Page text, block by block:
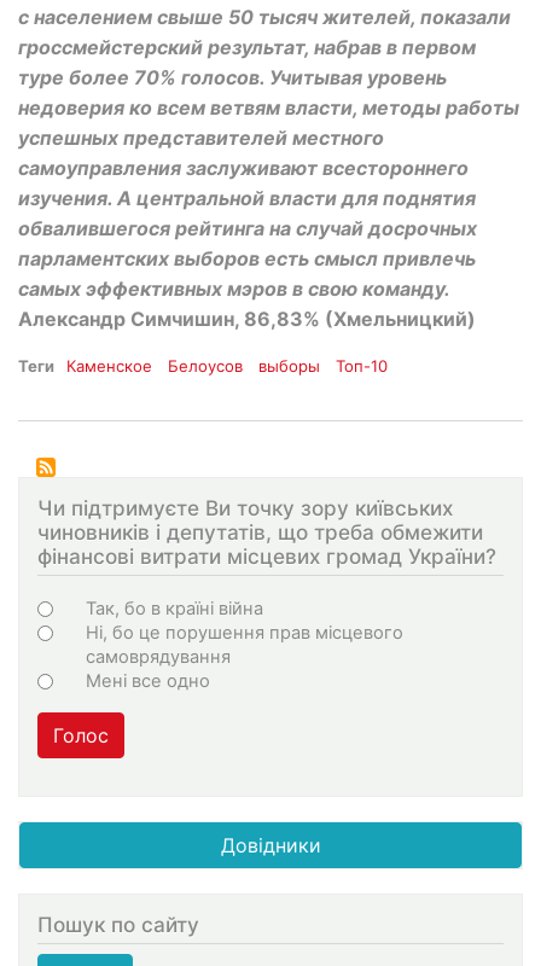
с населением свыше 50 тысяч жителей, показали
гроссмейстерский результат, набрав в первом
туре более 70% голосов. Учитывая уровень
недоверия ко всем ветвям власти, методы работы
успешных представителей местного
самоуправления заслуживают всестороннего
изучения. А центральной власти для поднятия
обвалившегося рейтинга на случай досрочных
парламентских выборов есть смысл привлечь
самых эффективных мэров в свою команду.
Александр Симчишин, 86,83% (Хмельницкий)
Теги Каменское Белоусов выборы Топ-10
Чи підтримуєте Ви точку зору київських
чиновників і депутатів, що треба обмежити
фінансові витрати місцевих громад України?
Choices
Так, бо в країні війна
Ні, бо це порушення прав місцевого
самоврядування
Мені все одно
Голос
Довідники
Пошук по сайту